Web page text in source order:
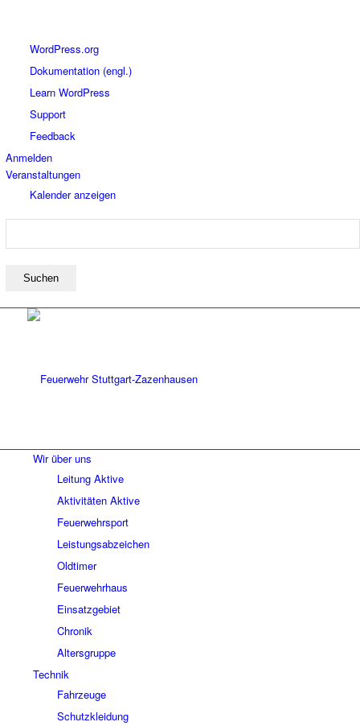
WordPress
WordPress.org
Dokumentation (engl.)
Learn WordPress
Support
Feedback
Anmelden
Veranstaltungen
Kalender anzeigen
Suchen
Wir über uns
Leitung Aktive
Aktivitäten Aktive
Feuerwehrsport
Leistungsabzeichen
Oldtimer
Feuerwehrhaus
Einsatzgebiet
Chronik
Altersgruppe
Technik
Fahrzeuge
Schutzkleidung